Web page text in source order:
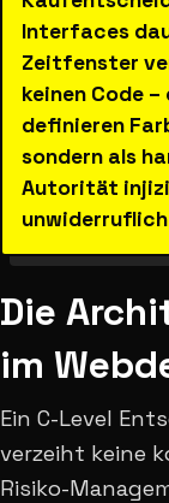
Interfaces
Zeitfenster
keinen Code
definieren
sondern als
Autorität
Die
im
Ein C-Level
verzeiht keine
Risiko-